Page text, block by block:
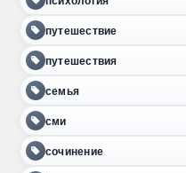
путешествие
путешествия
семья
сми
сочинение